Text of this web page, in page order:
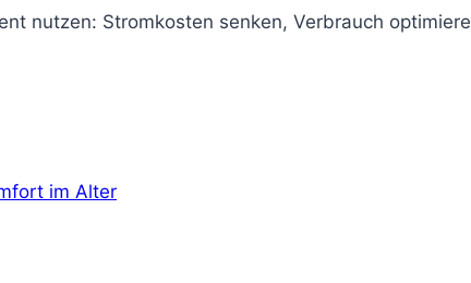
nutzen: Stromkosten senken, Verbrauch